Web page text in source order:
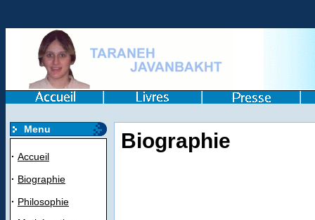
Menu
· Accueil
· Biographie
· Philosophie
Biographie